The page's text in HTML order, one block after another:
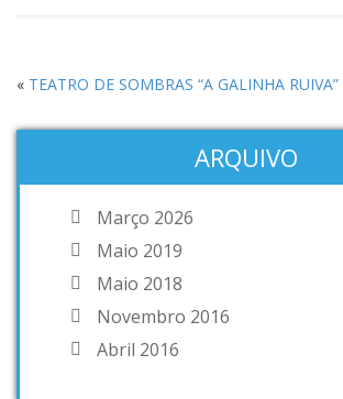
« TEATRO DE SOMBRAS “A GALINHA RUIVA”
ARQUIVO
Março 2026
Maio 2019
Maio 2018
Novembro 2016
Abril 2016